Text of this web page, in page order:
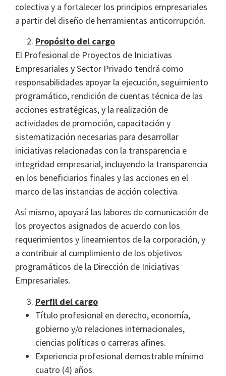
colectiva y a fortalecer los principios empresariales
a partir del diseño de herramientas anticorrupción.
Propósito del cargo
El Profesional de Proyectos de Iniciativas
Empresariales y Sector Privado tendrá como
responsabilidades apoyar la ejecución, seguimiento
programático, rendición de cuentas técnica de las
acciones estratégicas, y la realización de
actividades de promoción, capacitación y
sistematización necesarias para desarrollar
iniciativas relacionadas con la transparencia e
integridad empresarial, incluyendo la transparencia
en los beneficiarios finales y las acciones en el
marco de las instancias de acción colectiva.
Así mismo, apoyará las labores de comunicación de
los proyectos asignados de acuerdo con los
requerimientos y lineamientos de la corporación, y
a contribuir al cumplimiento de los objetivos
programáticos de la Dirección de Iniciativas
Empresariales.
Perfil del cargo
Título profesional en derecho, economía,
gobierno y/o relaciones internacionales,
ciencias políticas o carreras afines.
Experiencia profesional demostrable mínimo
cuatro (4) años.